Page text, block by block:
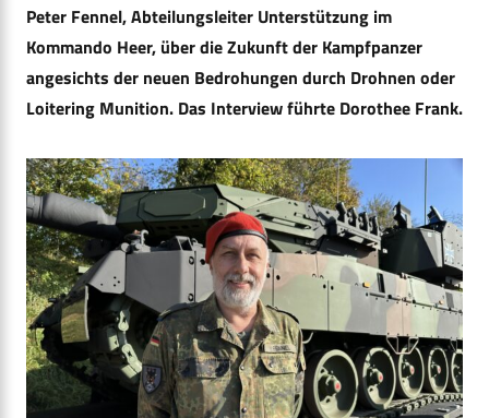
Peter Fennel, Abteilungsleiter Unterstützung im
Kommando Heer, über die Zukunft der Kampfpanzer
angesichts der neuen Bedrohungen durch Drohnen oder
Loitering Munition. Das Interview führte Dorothee Frank.